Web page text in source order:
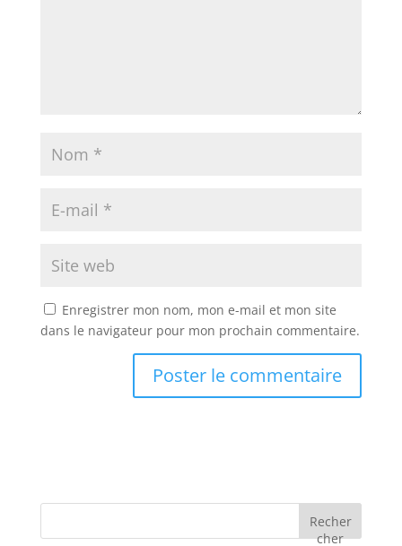
Enregistrer mon nom, mon e-mail et mon site
dans le navigateur pour mon prochain commentaire.
Recher
cher